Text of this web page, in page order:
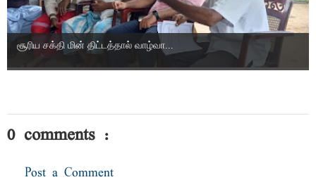
சூரிய சக்தி மின் திட்டத்தால் வாழ்வா...
0 comments :
Post a Comment